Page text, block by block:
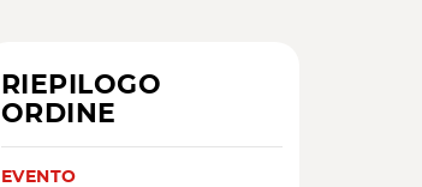
RIEPILOGO
ORDINE
EVENTO